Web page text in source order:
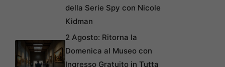
della Serie Spy con Nicole
Kidman
2 Agosto: Ritorna la
Domenica al Museo con
Ingresso Gratuito in Tutta